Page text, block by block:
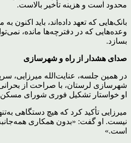
محدود است و هزینه تأخیر بالاست.
بانک‌هایی که تعهد داده‌اند، باید اکنون
وعده‌هایی که در دفترچه‌ها مانده،
بسازد.
صدای هشدار از راه و شهرسازی
در همین جلسه، عنایت‌الله میرزایی،
شهرسازی لرستان، با صراحت از
او خواستار تشکیل فوری شورای
میرزایی تأکید کرد که هیچ دستگاهی
نیست. او گفت: «بدون همکاری
است.»